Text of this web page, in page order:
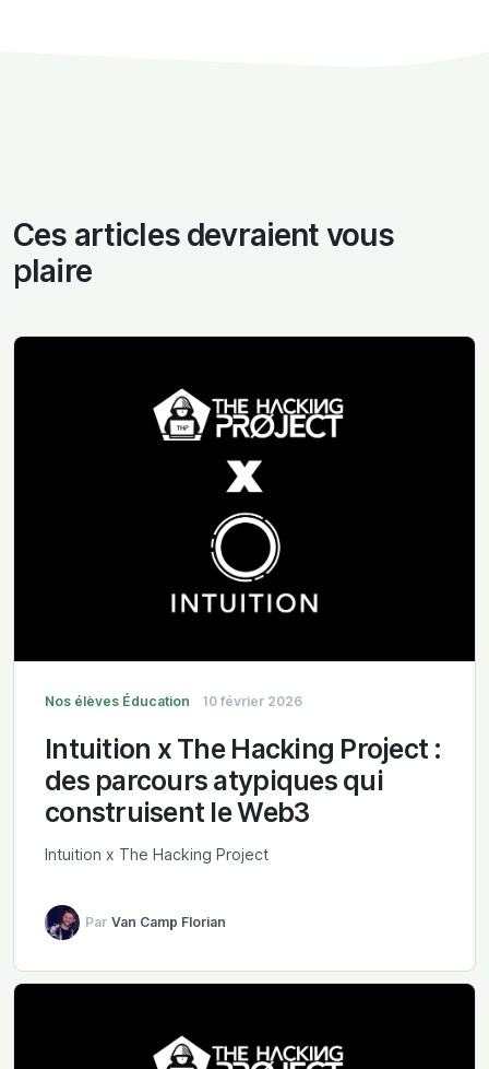
Ces articles devraient vous
plaire
Nos élèves Éducation 10 février 2026
Intuition x The Hacking Project :
des parcours atypiques qui
construisent le Web3
Intuition x The Hacking Project
Par Van Camp Florian